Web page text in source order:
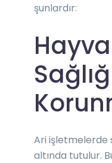
şunlardır:
Ari işletmelerde
altında tutulur.